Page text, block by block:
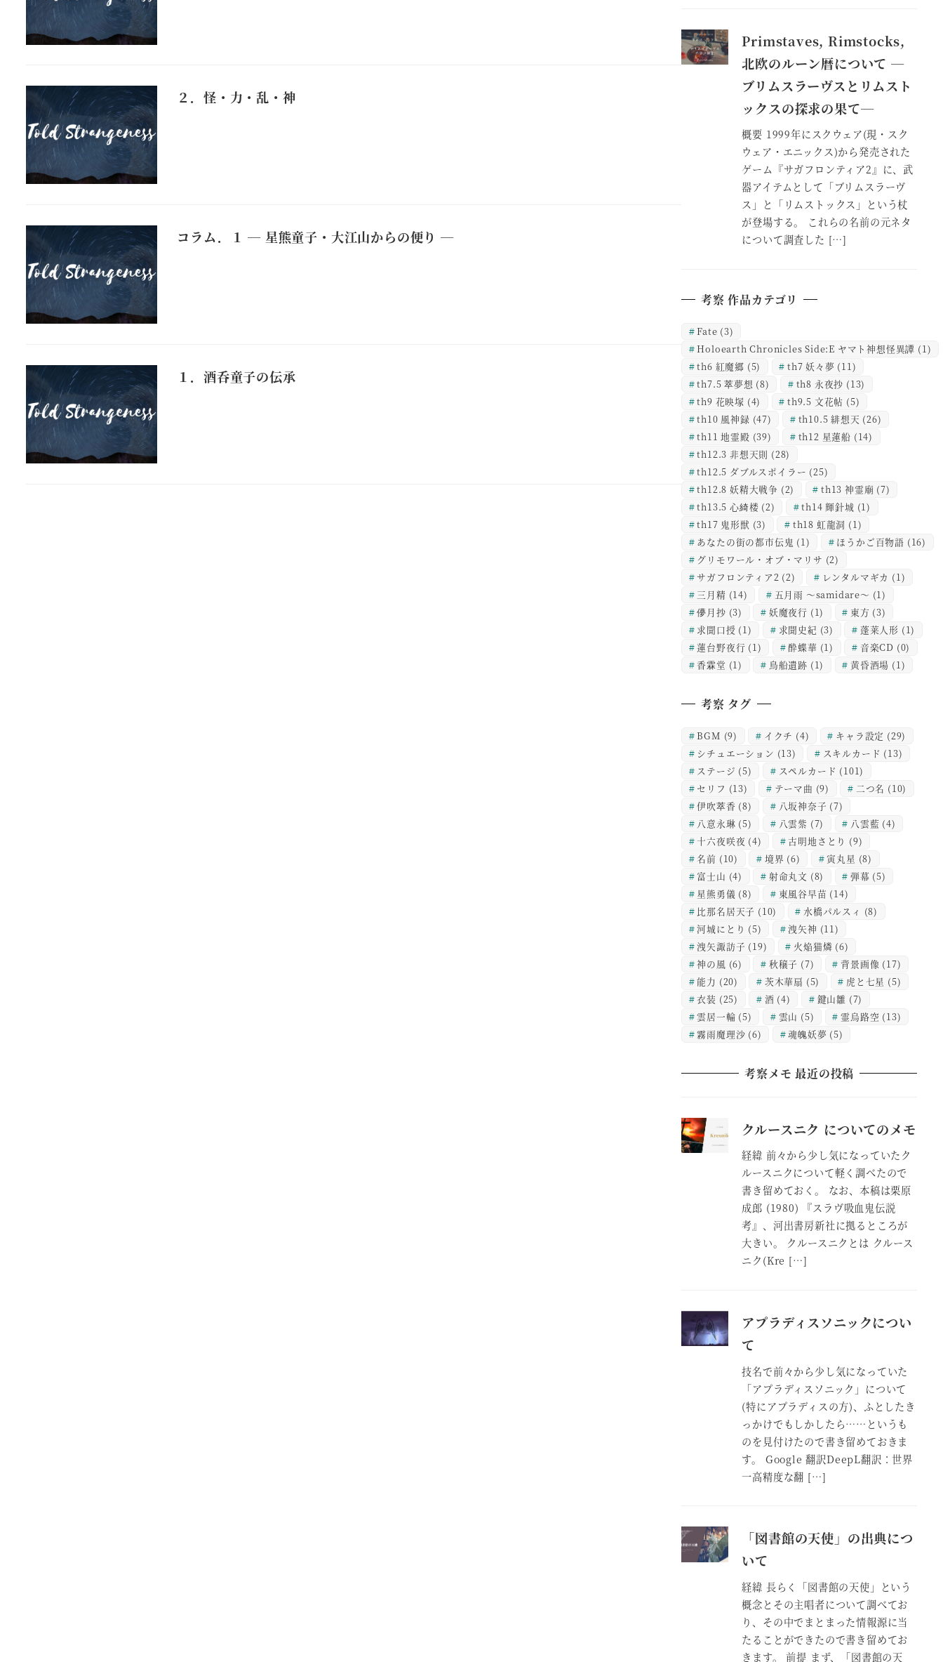
２．怪・力・乱・神
コラム．１ ― 星熊童子・大江山からの便り ―
１．酒呑童子の伝承
Primstaves, Rimstocks,
北欧のルーン暦について ―
ブリムスラーヴスとリムスト
ックスの探求の果て―
概要 1999年にスクウェア(現・スク
ウェア・エニックス)から発売された
ゲーム『サガフロンティア2』に、武
器アイテムとして「ブリムスラーヴ
ス」と「リムストックス」という杖
が登場する。 これらの名前の元ネタ
について調査した […]
考察 作品カテゴリ
Fate (3)
Holoearth Chronicles Side:E ヤマト神想怪異譚 (1)
th6 紅魔郷 (5) th7 妖々夢 (11)
th7.5 萃夢想 (8) th8 永夜抄 (13)
th9 花映塚 (4) th9.5 文花帖 (5)
th10 風神録 (47) th10.5 緋想天 (26)
th11 地霊殿 (39) th12 星蓮船 (14)
th12.3 非想天則 (28)
th12.5 ダブルスポイラー (25)
th12.8 妖精大戦争 (2) th13 神霊廟 (7)
th13.5 心綺楼 (2) th14 輝針城 (1)
th17 鬼形獣 (3) th18 虹龍洞 (1)
あなたの街の都市伝鬼 (1) ほうかご百物語 (16)
グリモワール・オブ・マリサ (2)
サガフロンティア2 (2) レンタルマギカ (1)
三月精 (14) 五月雨 ～samidare～ (1)
儚月抄 (3) 妖魔夜行 (1) 東方 (3)
求聞口授 (1) 求聞史紀 (3) 蓬莱人形 (1)
蓮台野夜行 (1) 酔蝶華 (1) 音楽CD (0)
香霖堂 (1) 鳥船遺跡 (1) 黄昏酒場 (1)
考察 タグ
BGM (9) イクチ (4) キャラ設定 (29)
シチュエーション (13) スキルカード (13)
ステージ (5) スペルカード (101)
セリフ (13) テーマ曲 (9) 二つ名 (10)
伊吹萃香 (8) 八坂神奈子 (7)
八意永琳 (5) 八雲紫 (7) 八雲藍 (4)
十六夜咲夜 (4) 古明地さとり (9)
名前 (10) 境界 (6) 寅丸星 (8)
富士山 (4) 射命丸文 (8) 弾幕 (5)
星熊勇儀 (8) 東風谷早苗 (14)
比那名居天子 (10) 水橋パルスィ (8)
河城にとり (5) 洩矢神 (11)
洩矢諏訪子 (19) 火焔猫燐 (6)
神の風 (6) 秋穣子 (7) 背景画像 (17)
能力 (20) 茨木華扇 (5) 虎と七星 (5)
衣装 (25) 酒 (4) 鍵山雛 (7)
雲居一輪 (5) 雲山 (5) 霊烏路空 (13)
霧雨魔理沙 (6) 魂魄妖夢 (5)
考察メモ 最近の投稿
クルースニク についてのメモ
経緯 前々から少し気になっていたク
ルースニクについて軽く調べたので
書き留めておく。 なお、本稿は栗原
成郎 (1980) 『スラヴ吸血鬼伝説
考』、河出書房新社に拠るところが
大きい。 クルースニクとは クルース
ニク(Kre […]
アプラディスソニックについ
て
技名で前々から少し気になっていた
「アプラディスソニック」について
(特にアプラディスの方)、ふとしたき
っかけでもしかしたら……というも
のを見付けたので書き留めておきま
す。 Google 翻訳DeepL翻訳：世界
一高精度な翻 […]
「図書館の天使」の出典につ
いて
経緯 長らく「図書館の天使」という
概念とその主唱者について調べてお
り、その中でまとまった情報源に当
たることができたので書き留めてお
きます。 前提 まず、「図書館の天